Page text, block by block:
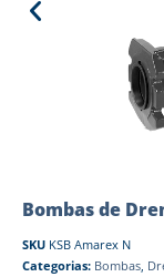
Bombas de
SKU KSB Amarex N
Categorias: Bombas,